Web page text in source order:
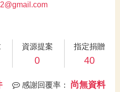
資源提案
0
指定捐贈
40
感謝回覆率： 尚無資料